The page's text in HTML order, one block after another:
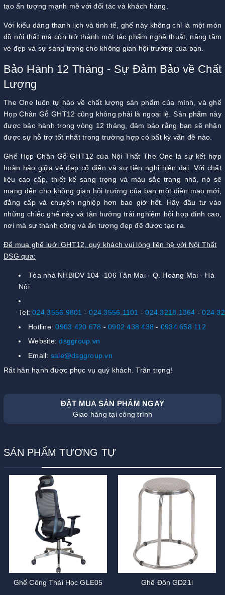
tạo ấn tượng mạnh mẽ với đối tác và khách hàng.
Với kiểu dáng thanh lịch và tinh tế, ghế này không chỉ là một món
đồ nội thất mà còn trở thành một tác phẩm nghệ thuật, nâng tầm
vẻ đẹp và sự sang trọng cho không gian hội trường của bạn.
Bảo Hành 12 Tháng - Sự Đảm Bảo về Chất
Lượng
The One luôn tự hào về chất lượng sản phẩm của mình, và ghế
Họp Chân Gỗ GHT12 cũng không phải là ngoại lệ. Sản phẩm này
được bảo hành trong vòng 12 tháng, đảm bảo rằng bạn sẽ nhận
được sự hỗ trợ tốt nhất trong trường hợp có bất kỳ vấn đề nào.
Ghế Họp Chân Gỗ GHT12 của Nội Thất The One là sự kết hợp
hoàn hảo giữa vẻ đẹp cổ điển và sự tiện nghi hiện đại. Với chất
liệu cao cấp, thiết kế sang trọng và màu sắc trang nhã, nó sẽ
mang đến cho không gian hội trường của bạn một diện mạo mới,
đẳng cấp và chuyên nghiệp hơn bao giờ hết. Hãy đầu tư vào
những chiếc ghế này và tận hưởng trải nghiệm hội họp đỉnh cao,
nơi mà sự thành công và ấn tượng đẹp đẽ được tạo ra.
Để mua ghế lưới GHT12, quý khách vui lòng liên hệ với Nội Thất
DSG qua:
Tòa nhà NHBIDV 104 -106 Tân Mai - Q. Hoàng Mai - Hà
Nội
Tel:024.3556.9801 -024.3556.1101 -024.3218.1364 -
Hotline:0903 420 678 - 0902 438 438 - 0934 658 112
Website:dsggroup.vn
Email: sale@dsggroup.vn
Rất hân hạnh được phục vụ quý khách. Trân trọng!
ĐẶT MUA SẢN PHẨM NGAY
Giao hàng tại công trình
SẢN PHẨM TƯƠNG TỰ
Ghế Công Thái Học GLE05 Ghế Đôn GD21i